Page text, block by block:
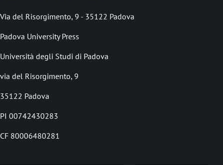
e
a
d
c
u
m
b
Via del Risorgimento, 9 - 35122 Padova
Padova University Press
Università degli Studi di Padova
via del Risorgimento, 9
35122 Padova
PI 00742430283
CF 80006480281